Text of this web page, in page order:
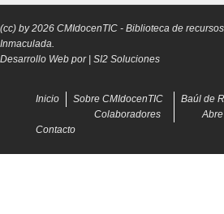
(cc) by2026 CMIdocenTIC - Biblioteca de
Inmaculada.
Desarrollo Web por | SI2 Soluciones
Inicio
Sobre CMIdocenTIC
Colaboradores
Baúl de
Contacto